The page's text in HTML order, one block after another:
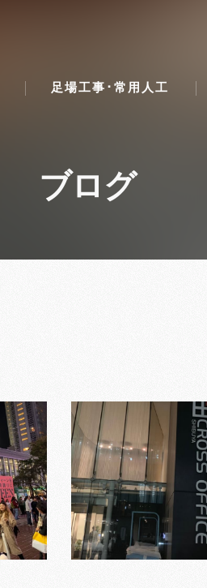
足場工事･常用人工
ブログ